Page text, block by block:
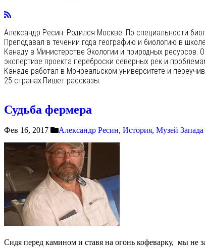
Александр Ресин .Родился Москве. По специальности
Преподавал в течении года географию и биологию в
Канаду в Министерстве Экологии и природных
экспертизе проекта переброски северных рек и
Канаде работал в Монреальском университете и
25 странах.Пишет рассказы.
Судьба фермера
Фев 16, 2017 Александр Ресин, История, Музей
Сидя перед камином и ставя на огонь кофеварку, мы не